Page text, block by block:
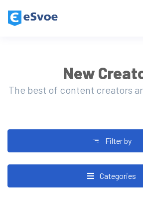
New
The best of content creators
Filter by
Categories